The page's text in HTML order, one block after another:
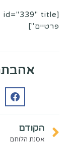
פרטיים"]
הקודם
אסנת הלוחם